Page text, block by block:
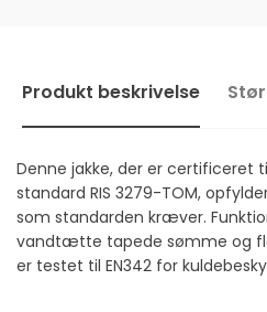
Produkt beskrivelse
Denne jakke, der er certificeret
standard RIS 3279-TOM,
som standarden kræver.
vandtætte tapede sømme og
er testet til EN342 for